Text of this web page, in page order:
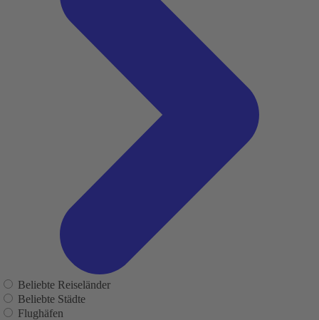
Beliebte Reiseländer
Beliebte Städte
Flughäfen